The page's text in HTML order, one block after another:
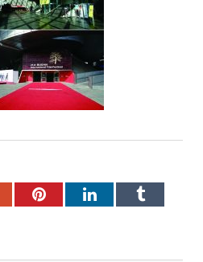
PinterestLinkedInTumblr